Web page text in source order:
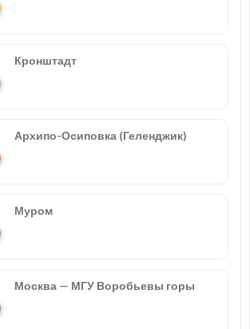
Кронштадт
Архипо-Осиповка (Геленджик)
Муром
Москва — МГУ Воробьевы горы